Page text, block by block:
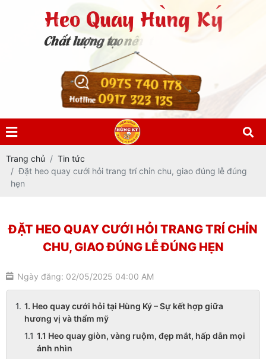
0975 740 178
Hotline0917 323 135
Trang chủ
Tin tức
Đặt heo quay cưới hỏi trang trí chỉn chu, giao đúng lễ đúng
hẹn
ĐẶT HEO QUAY CƯỚI HỎI TRANG TRÍ CHỈN
CHU, GIAO ĐÚNG LỄ ĐÚNG HẸN
Ngày đăng: 02/05/2025 04:00 AM
1. Heo quay cưới hỏi tại Hùng Ký – Sự kết hợp giữa
hương vị và thẩm mỹ
1.1 Heo quay giòn, vàng ruộm, đẹp mắt, hấp dẫn mọi
ánh nhìn